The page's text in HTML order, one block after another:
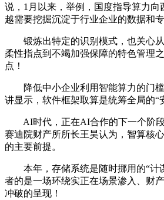
说，1月以来，举例，国度指导算力
越需要挖掘沉淀于行业企业的数据和
锻炼出特定的识别模式，也关心从
柔性指点到不竭加强保障的特色管理
点！
降低中小企业利用智能算力的门槛
讲显示，软件框架取算是统筹全局的“
AI时代，正在AI合作的下一个阶段
赛迪院财产所所长王昊认为，智算核
的主要前提。
本年，存储系统是随时挪用的“计谋
者的是一场环绕实正在场景渗入、财
冲破的呈现！